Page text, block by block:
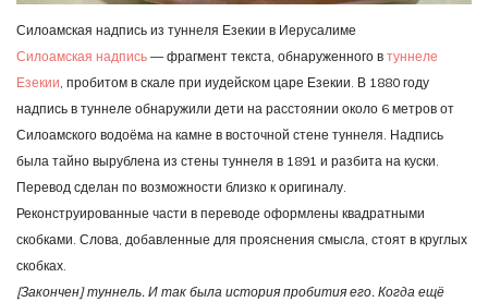
Силоамская надпись из туннеля Езекии в Иерусалиме
Силоамская надпись — фрагмент текста, обнаруженного в туннеле
Езекии , пробитом в скале при иудейском царе Езекии. В 1880 году
надпись в туннеле обнаружили дети на расстоянии около 6 метров от
Силоамского водоёма на камне в восточной стене туннеля. Надпись
была тайно вырублена из стены туннеля в 1891 и разбита на куски.
Перевод сделан по возможности близко к оригиналу.
Реконструированные части в переводе оформлены квадратными
скобками. Слова, добавленные для прояснения смысла, стоят в круглых
скобках.
[Закончен] туннель. И так была история пробития его. Когда ещё